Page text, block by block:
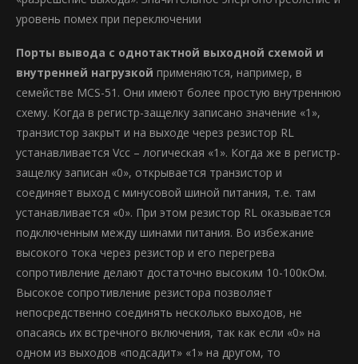
уровень помех при переключении
Порты вывода с однотактной выходной схемой и
внутренней нагрузкой применяются, например, в
семействе MCS-51. Они имеют более простую внутреннюю
схему. Когда в регистр-защелку записано значение «1»,
транзистор закрыт и на выходе через резистор RL
устанавливается Vcc – логическая «1». Когда же в регистр-
защелку записан «0», открывается транзистор и
соединяет выход с минусовой шиной питания, т.е. там
устанавливается «0». При этом резистор RL оказывается
подключенным между шинами питания. Во избежание
высокого тока через резистор и его перегрева
сопротивление делают достаточно высоким 10-100кОм.
Высокое сопротивление резистора позволяет
непосредственно соединять несколько выходов, не
опасаясь их встречного включения, так как если «0» на
одном из выходов «подсадит» «1» на другом, то